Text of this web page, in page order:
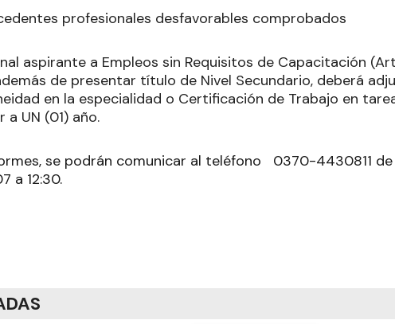
profesionales desfavorables comprobados
aspirante a Empleos sin Requisitos de Capacitación
de presentar título de Nivel Secundario, deberá
en la especialidad o Certificación de Trabajo en
UN (01) año.
se podrán comunicar al teléfono 0370-4430811 de
a 12:30.